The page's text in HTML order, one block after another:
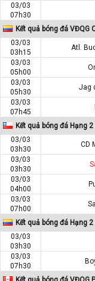
03/03
07h30
Kết quả bóng đá VĐQG
03/03
03h15
Atl.
03/03
05h00
03/03
05h30
Jag
03/03
07h45
Kết quả bóng đá Hạng 2
03/03
03h30
CD
03/03
03h30
03/03
04h00
03/03
07h00
Kết quả bóng đá Hạng
03/03
03h30
03/03
07h30